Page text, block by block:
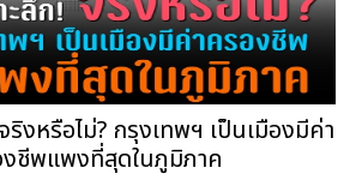
ริงหรือไม่? กรุงเทพฯ เป็นเมืองมีค่า
ชีพแพงที่สุดในภูมิภาค